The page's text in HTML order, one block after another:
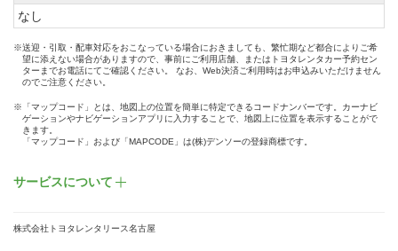
なし
※送迎・引取・配車対応をおこなっている場合におきましても、繁忙期など都合によりご希
望に添えない場合がありますので、事前にご利用店舗、またはトヨタレンタカー予約セン
ターまでお電話にてご確認ください。 なお、Web決済ご利用時はお申込みいただけません
のでご注意ください。
※「マップコード」とは、地図上の位置を簡単に特定できるコードナンバーです。カーナビ
ゲーションやナビゲーションアプリに入力することで、地図上に位置を表示することがで
きます。
「マップコード」および「MAPCODE」は(株)デンソーの登録商標です。
サービスについて
株式会社トヨタレンタリース名古屋